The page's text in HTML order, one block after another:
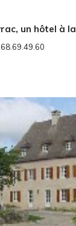
un hôtel à